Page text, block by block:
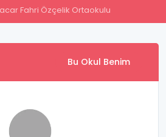
Fahri Özçelik Ortaokulu
Bu Okul Benim